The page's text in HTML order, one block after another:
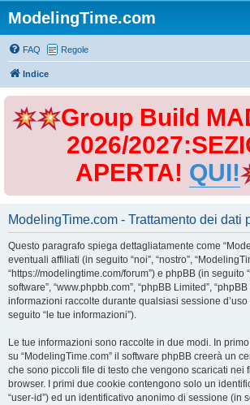
ModelingTime.com
FAQ Regole
Indice
Group Build
2026/
APERTA! QUI!
ModelingTime.com - Trattamento dei dati
Questo paragrafo spiega dettagliatamente come
eventuali affiliati (in seguito “noi”, “nostro”,
“https://modelingtime.com/forum”) e phpBB (in seguito
software”, “www.phpbb.com”, “phpBB Limited”,
informazioni raccolte durante qualsiasi sessione d’uso
seguito “le tue informazioni”).
Le tue informazioni sono raccolte in due modi. In
su “ModelingTime.com” il software phpBB creerà un
che sono piccoli file di testo che vengono scaricati nei
browser. I primi due cookie contengono solo un
“user-id”) ed un identificativo anonimo di sessione (in